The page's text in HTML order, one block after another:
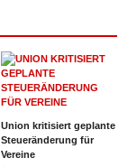
Union kritisiert geplante
Steueränderung für
Vereine